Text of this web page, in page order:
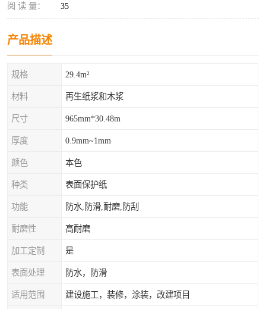
阅 读 量： 35
产品描述
规格 29.4m²
材料 再生纸浆和木浆
尺寸 965mm*30.48m
厚度 0.9mm~1mm
颜色 本色
种类 表面保护纸
功能 防水,防滑,耐磨,防刮
耐磨性 高耐磨
加工定制 是
表面处理 防水，防滑
适用范围 建设施工，装修，涂装，改建项目